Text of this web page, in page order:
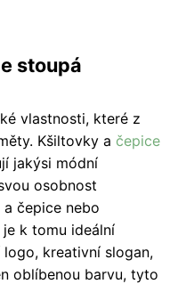
stoupá
vlastnosti, které z
Kšiltovky a čepice
jakýsi módní
osobnost
čepice nebo
k tomu ideální
kreativní slogan,
oblíbenou barvu, tyto